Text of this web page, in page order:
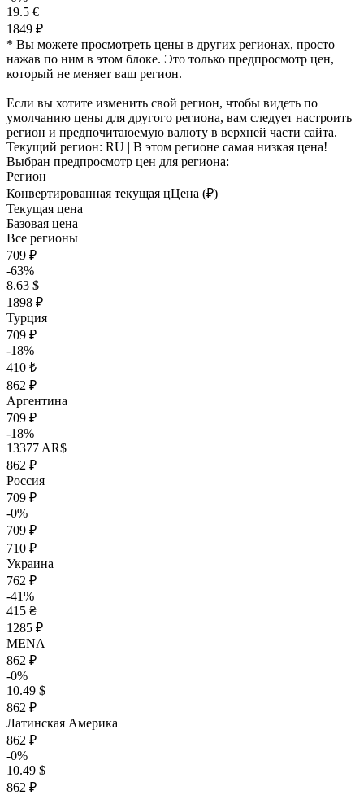
19.5 €
1849 ₽
* Вы можете просмотреть цены в других регионах, просто
нажав по ним в этом блоке. Это только предпросмотр цен,
который не меняет ваш регион.
Если вы хотите изменить свой регион, чтобы видеть по
умолчанию цены для другого региона, вам следует настроить
регион и предпочитаюемую валюту в верхней части сайта.
Текущий регион: RU | В этом регионе самая низкая цена!
Выбран предпросмотр цен для региона:
Регион
Конвертированная текущая цЦена (₽)
Текущая цена
Базовая цена
Все регионы
709 ₽
-63%
8.63 $
1898 ₽
Турция
709 ₽
-18%
410 ₺
862 ₽
Аргентина
709 ₽
-18%
13377 AR$
862 ₽
Россия
709 ₽
-0%
709 ₽
710 ₽
Украина
762 ₽
-41%
415 ₴
1285 ₽
MENA
862 ₽
-0%
10.49 $
862 ₽
Латинская Америка
862 ₽
-0%
10.49 $
862 ₽